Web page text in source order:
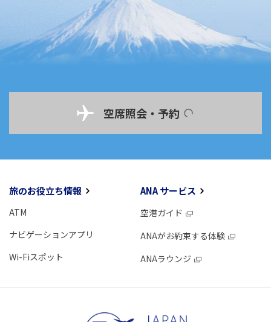
空席照会・予約
旅のお役立ち情報
ATM
ナビゲーションアプリ
Wi-Fiスポット
ANA サービス
空港ガイド
ANAがお約束する体験
ANAラウンジ